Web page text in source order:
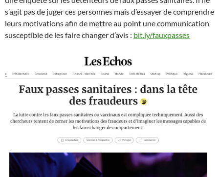
s’agit pas de juger ces personnes mais d’essayer de comprendre
leurs motivations afin de mettre au point une communication
susceptible de les faire changer d’avis : bit.ly/fauxpasses